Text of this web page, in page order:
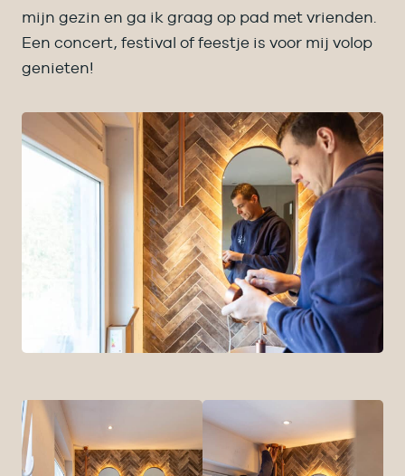
mijn gezin en ga ik graag op pad met vrienden.
Een concert, festival of feestje is voor mij volop
genieten!